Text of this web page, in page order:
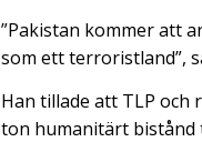
”Pakistan kommer att
som ett terroristland”,
Han tillade att TLP och
ton humanitärt bistånd